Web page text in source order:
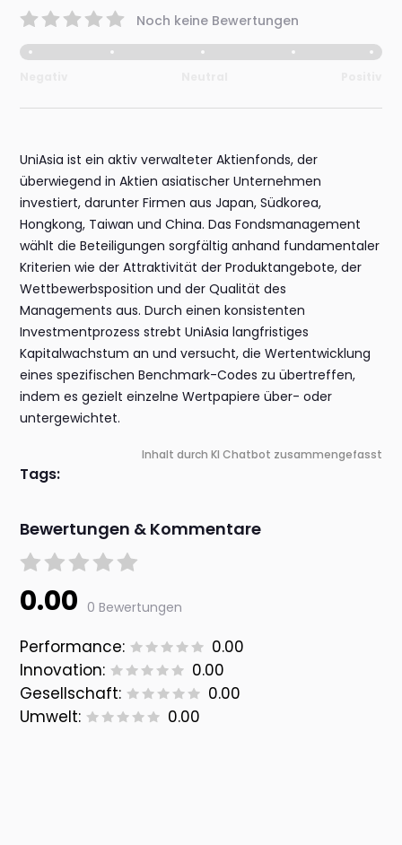
Noch keine Bewertungen
UniAsia ist ein aktiv verwalteter Aktienfonds, der
überwiegend in Aktien asiatischer Unternehmen
investiert, darunter Firmen aus Japan, Südkorea,
Hongkong, Taiwan und China. Das Fondsmanagement
wählt die Beteiligungen sorgfältig anhand fundamentaler
Kriterien wie der Attraktivität der Produktangebote, der
Wettbewerbsposition und der Qualität des
Managements aus. Durch einen konsistenten
Investmentprozess strebt UniAsia langfristiges
Kapitalwachstum an und versucht, die Wertentwicklung
eines spezifischen Benchmark-Codes zu übertreffen,
indem es gezielt einzelne Wertpapiere über- oder
untergewichtet.
Inhalt durch KI Chatbot zusammengefasst
Tags:
Bewertungen & Kommentare
0.00 0 Bewertungen
Performance:
0.00
Innovation:
0.00
Gesellschaft:
0.00
Umwelt:
0.00